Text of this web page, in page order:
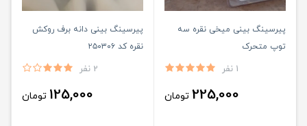
پیرسینگ بینی میخی نقره سه
توپ متحرک
1 نفر
225,000 تومان
پیرسینگ بینی دانه برف روکش
نقره کد ۲۵۰۳۰۶
2 نفر
125,000 تومان